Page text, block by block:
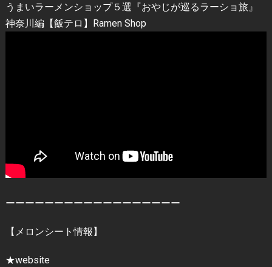
うまいラーメンショップ５選『おやじが巡るラーショ旅』
神奈川編【飯テロ】Ramen Shop
ーーーーーーーーーーーーーーーーーー
【メロンシート情報】
★website